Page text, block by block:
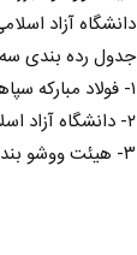
دانشگاه آزاد اسلامی ۴ - ۸ فولاد مبارکه
جدول رده بندی
۱- فولاد مبارکه سپاهان ۲۷ امتیاز با تفاضل ۹۶
۲- دانشگاه آزاد اسلامی ۲۷ امتیاز با تفاضل ۸۸
۳- هیئت ووشو بندر ماهشهر ۱۶ امتیاز با تفاضل -۷